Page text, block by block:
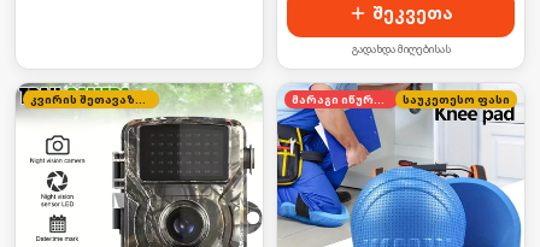
შეკვეთა
გადახდა მიღებისას
კვირის შეთავაზება მარაგი იწურება საუკეთესო ფასი